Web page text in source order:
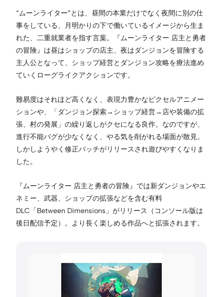
“ムーンライター”とは、昼間の本業だけでなく夜間に別の仕
事をしている、月明かりの下で働いているイメージから生ま
れた、二重就業者を指す言葉。『ムーンライター 店主と勇者
の冒険』は昼はショップの店主、夜はダンジョンを冒険する
主人公となって、ショップ経営とダンジョン攻略を療法進め
ていくローグライクアクションです。
難易度はそれほど高くなく、表現力豊かなピクセルアニメー
ションや、「ダンジョン探索→ショップ経営→店や装備の拡
張、村の発展」の繰り返しがクセになる良作。なのですが、
進行不能バグが少なくなく、やる気を削がれる場面が散見。
しかしようやく修正パッチがリリースされ遊びやすくなりま
した。
『ムーンライター 店主と勇者の冒険』では新ダンジョンやエ
ネミー、武器、ショップの拡張などを含む有料
DLC「Between Dimensions」がリリース（コンソール版は
後日配信予定）。より長く楽しめる作品へと拡張されます。